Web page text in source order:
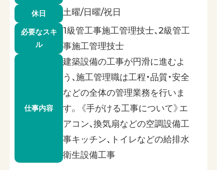
休日 土曜/日曜/祝日
必要なスキ
ル
1級管工事施工管理技士、2級管工
事施工管理技士
仕事内容
建築設備の工事が円滑に進むよ
う、施工管理職は工程・品質・安全
などの全体の管理業務を行いま
す。 《手がける工事について》エ
アコン、換気扇などの空調設備工
事キッチン、トイレなどの給排水
衛生設備工事